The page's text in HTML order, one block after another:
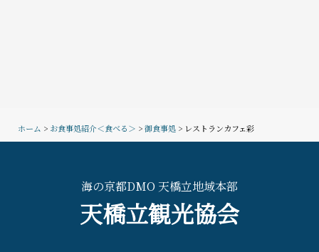
ホーム > お食事処紹介＜食べる＞ >御食事処 > レストランカフェ彩
海の京都DMO 天橋立地域本部
天橋立観光協会